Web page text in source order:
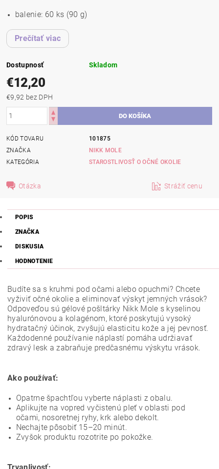
balenie: 60 ks (90 g)
Prečítať viac
Dostupnosť Skladom
€12,20
€9,92 bez DPH
KÓD TOVARU
101875
ZNAČKA
NIKK MOLE
KATEGÓRIA
STAROSTLIVOSŤ O OČNÉ OKOLIE
Otázka Strážiť cenu
POPIS
ZNAČKA
DISKUSIA
HODNOTENIE
Budíte sa s kruhmi pod očami alebo opuchmi? Chcete
vyživiť očné okolie a eliminovať výskyt jemných vrások?
Odpoveďou sú gélové pošltárky Nikk Mole s kyselinou
hyalurónovou a kolagénom, ktoré poskytujú vysoký
hydratačný účinok, zvyšujú elasticitu kože a jej pevnosť.
Každodenné používanie náplastí pomáha udržiavať
zdravý lesk a zabraňuje predčasnému výskytu vrások.
Ako používať:
Opatrne špachtľou vyberte náplasti z obalu.
Aplikujte na vopred vyčistenú pleť v oblasti pod
očami, nosoretnej ryhy, krk alebo dekolt.
Nechajte pôsobiť 15–20 minút.
Zvyšok produktu rozotrite po pokožke.